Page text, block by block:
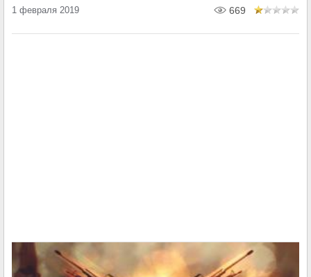
1 февраля 2019 669